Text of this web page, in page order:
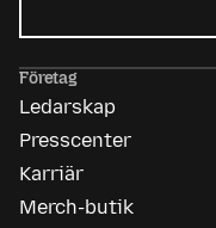
Företag
Ledarskap
Presscenter
Karriär
Merch-butik